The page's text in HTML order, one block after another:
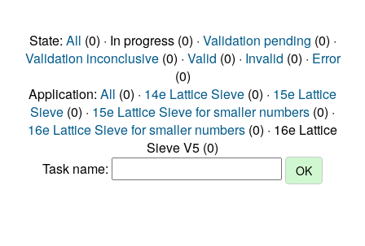
State: All (0) · In progress (0) · Validation pending (0) ·
Validation inconclusive(0) · Valid (0) · Invalid (0) · Error
(0)
Application: All (0) · 14e Lattice Sieve (0) · 15e Lattice
Sieve (0) · 15e Lattice Sieve for smaller numbers (0) ·
16e Lattice Sieve for smaller numbers (0) · 16e Lattice
Sieve V5 (0)
Task name: